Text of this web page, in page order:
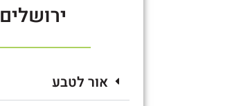
ירושלים
אור לטבע